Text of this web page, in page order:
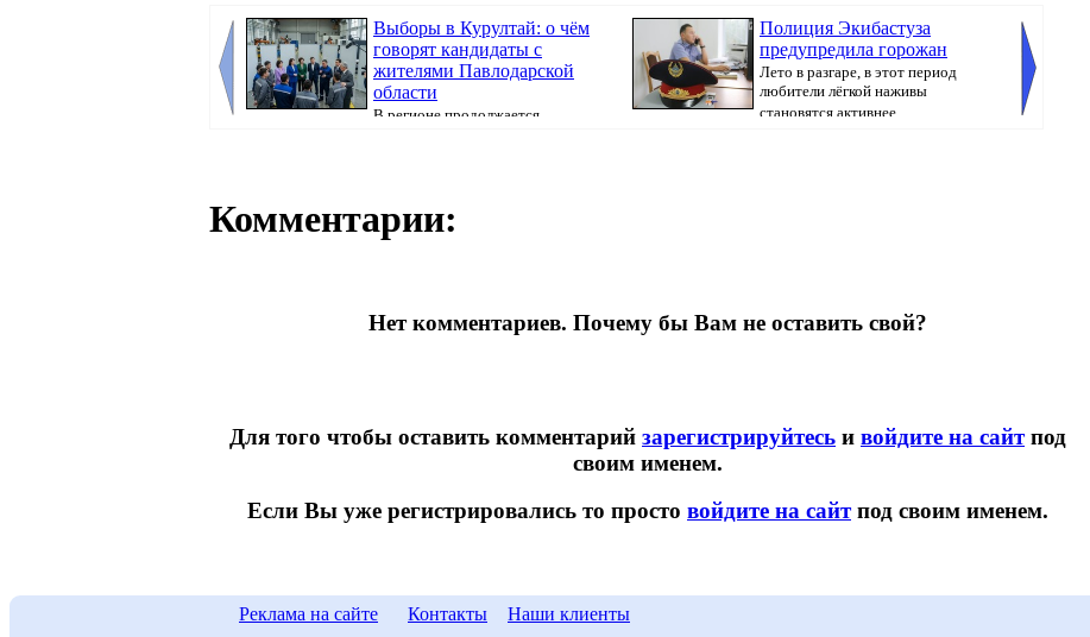
Выборы в Курултай: о чём
говорят кандидаты с
жителями Павлодарской
области
В регионе продолжается
Полиция Экибастуза
предупредила горожан
Лето в разгаре, в этот период
любители лёгкой наживы
становятся активнее,...
Комментарии:
Нет комментариев. Почему бы Вам не оставить свой?
Для того чтобы оставить комментарий зарегистрируйтесь и войдите на сайтпод
своим именем.
Если Вы уже регистрировались то просто войдите на сайтпод своим именем.
Реклама на сайте Контакты Наши клиенты